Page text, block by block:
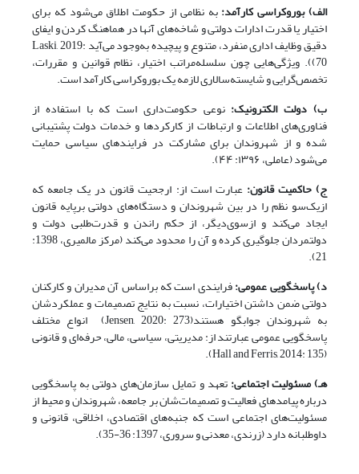
الف) بوروکراسی کارآمد:به نظامی از حکومت اطلاق می‌شود که برای
اختیار یا قدرت ادارات دولتی و شاخه‌های آنها در هماهنگ کردن و ایفای
دقیق وظایف اداری منفرد، متنوع و پیچیده به‌وجود می‌آید Laski, 2019:
70)). ویژگی‌هایی چون سلسله‌مراتب اختیار، نظام قوانین و مقررات،
تخصص‌گرایی و شایسته‌سالاری لازمه یک بوروکراسی کارآمد است.
ب) دولت الکترونیک: نوعی حکومت‌داری است که با استفاده از
فناوری‌های اطلاعات و ارتباطات از کارکردها و خدمات دولت پشتیبانی
شده و از شهروندان برای مشارکت در فرایندهای سیاسی حمایت
می‌شود (عاملی، ۱۳۹۶: ۴۴).
ج) حاکمیت قانون: عبارت است از: ارجحیت قانون در یک جامعه که
از‌یک‌سو نظم را در بین شهروندان و دستگاه‌های دولتی بر‌پایه قانون
ایجاد می‌کند و از‌سوی‌دیگر، از حکم راندن و قدرت‌طلبی دولت و
دولتمردان جلوگیری کرده و آن را محدود می‌کند (مرکز مالمیری، 1398:
21).
د) پاسخگویی عمومی:فرایندی است که براساس آن مدیران و کارکنان
دولتی ضمن داشتن اختیارات، نسبت به نتایج تصمیمات و عملکردشان
به شهروندان جوابگو هستند(Jensen, 2020: 273) انواع مختلف
پاسخگویی عمومی عبارتند از: مدیریتی، سیاسی، مالی، حرفه‌ای و قانونی
(Hall and Ferris, 2014: 135).
هـ) مسئولیت اجتماعی:تعهد و تمایل سازمان‌های دولتی به پاسخگویی
درباره پیامدهای فعالیت و تصمیمات‌شان بر جامعه، شهروندان و محیط از
مسئولیت‌های‌ اجتماعی است که جنبه‌های اقتصادی، اخلاقی، قانونی و
داوطلبانه دارد (زرندی، معدنی و سروری، 1397: 36-35).